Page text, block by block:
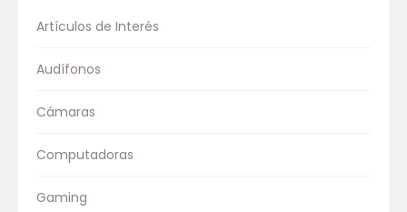
Artículos de Interés
Audífonos
Cámaras
Computadoras
Gaming